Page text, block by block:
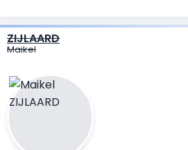
ZIJLAARD
Maikel